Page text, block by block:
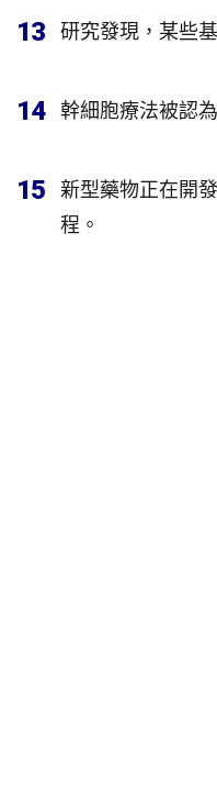
13 研究發現，某些
14 幹細胞療法被認
15
新型藥物正在開
程。